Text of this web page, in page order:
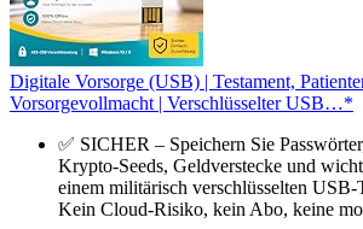
Digitale Vorsorge (USB) | Testament,
Vorsorgevollmacht | Verschlüsselter USB…*
✅ SICHER – Speichern Sie
Krypto-Seeds, Geldverstecke und
einem militärisch verschlüsselten
Kein Cloud-Risiko, kein Abo, keine